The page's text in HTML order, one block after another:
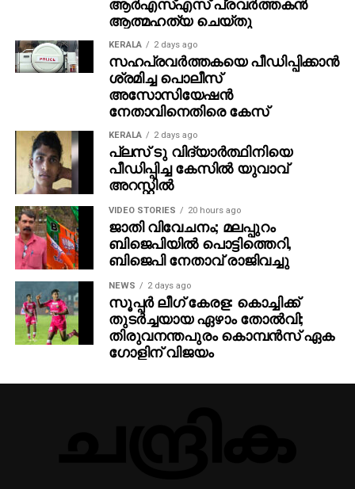
ആത്മഹത്യ ചെയ്തു
KERALA 2 days ago
സഹപ്രവര്‍ത്തകയെ പീഡിപ്പിക്കാന്‍
ശ്രമിച്ച പൊലീസ്
അസോസിയേഷന്‍
നേതാവിനെതിരെ കേസ്
KERALA 2 days ago
പ്ലസ് ടു വിദ്യാര്‍ത്ഥിനിയെ
പീഡിപ്പിച്ച കേസില്‍ യുവാവ്
അറസ്റ്റില്‍
VIDEO STORIES 20 hours ago
ജാതി വിവേചനം; മലപ്പുറം
ബിജെപിയില്‍ പൊട്ടിത്തെറി,
ബിജെപി നേതാവ് രാജിവച്ചു
NEWS 2 days ago
സൂപ്പര്‍ ലീഗ് കേരള: കൊച്ചിക്ക്
തുടര്‍ച്ചയായ ഏഴാം തോല്‍വി;
തിരുവനന്തപുരം കൊമ്പന്‍സ് ഏക
ഗോളിന് വിജയം